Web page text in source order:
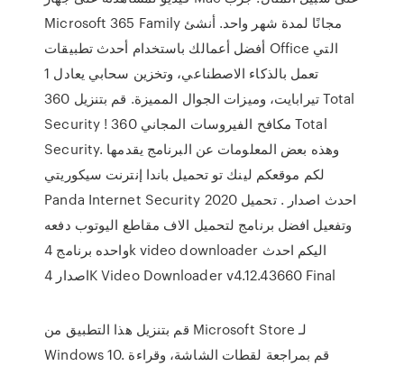
Microsoft 365 Family مجانًا لمدة شهر واحد. أنشئ
أفضل أعمالك باستخدام أحدث تطبيقات Office التي
تعمل بالذكاء الاصطناعي، وتخزين سحابي يعادل 1
تيرابايت، وميزات الجوال المميزة. قم بتنزيل 360 Total
Security ! مكافح الفيروسات المجاني 360 Total
Security. وهذه بعض المعلومات عن البرنامج يقدمها
لكم موقعكم لينك تو تحميل باندا إنترنت سيكوريتي
Panda Internet Security 2020 احدث اصدار . تحميل
وتفعيل افضل برنامج لتحميل الاف مقاطع اليوتوب دفعه
واحده برنامج 4k video downloader اليكم احدث
اصدار 4K Video Downloader v4.12.43660 Final
قم بتنزيل هذا التطبيق من Microsoft Store لـ
Windows 10. قم بمراجعة لقطات الشاشة، وقراءة